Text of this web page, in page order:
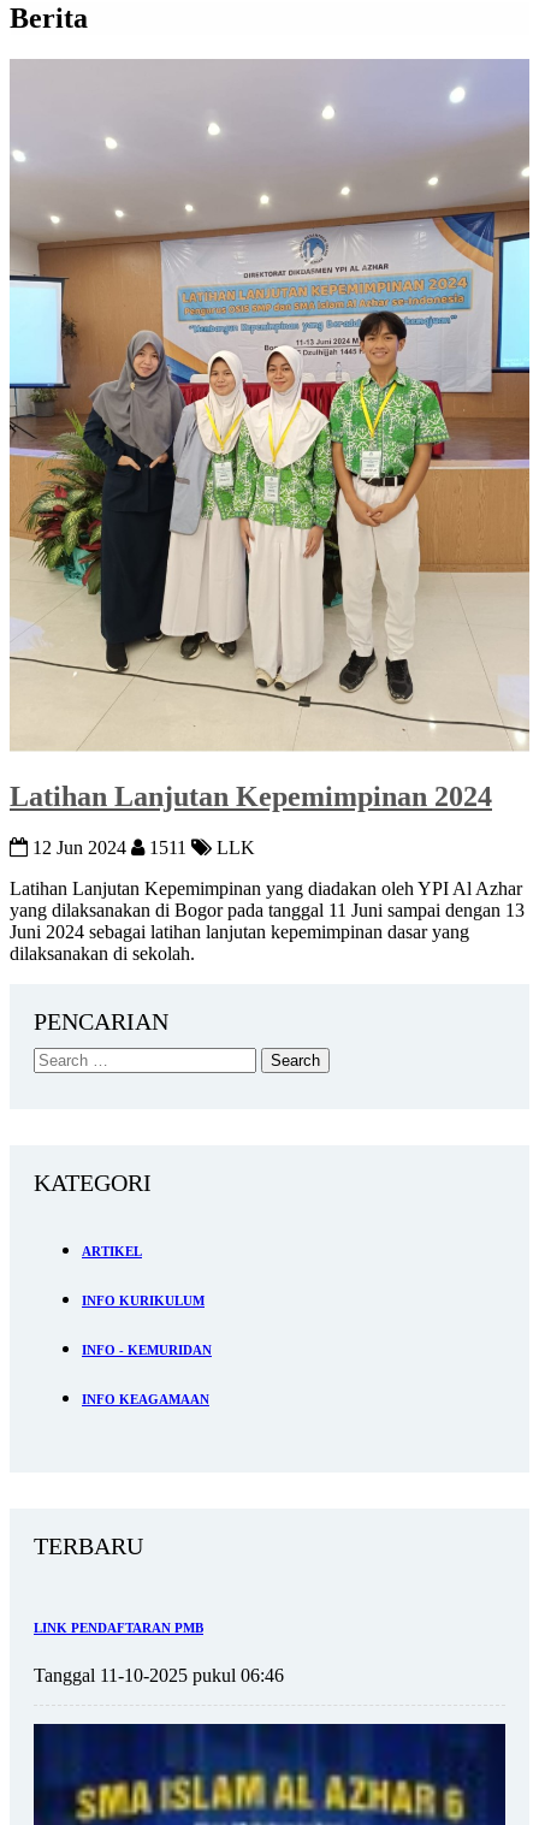
Berita
Latihan Lanjutan Kepemimpinan 2024
12 Jun 2024 1511
LLK
Latihan Lanjutan Kepemimpinan yang diadakan oleh YPI Al Azhar
yang dilaksanakan di Bogor pada tanggal 11 Juni sampai dengan 13
Juni 2024 sebagai latihan lanjutan kepemimpinan dasar yang
dilaksanakan di sekolah.
PENCARIAN
KATEGORI
ARTIKEL
INFO KURIKULUM
INFO - KEMURIDAN
INFO KEAGAMAAN
TERBARU
LINK PENDAFTARAN PMB
Tanggal 11-10-2025 pukul 06:46